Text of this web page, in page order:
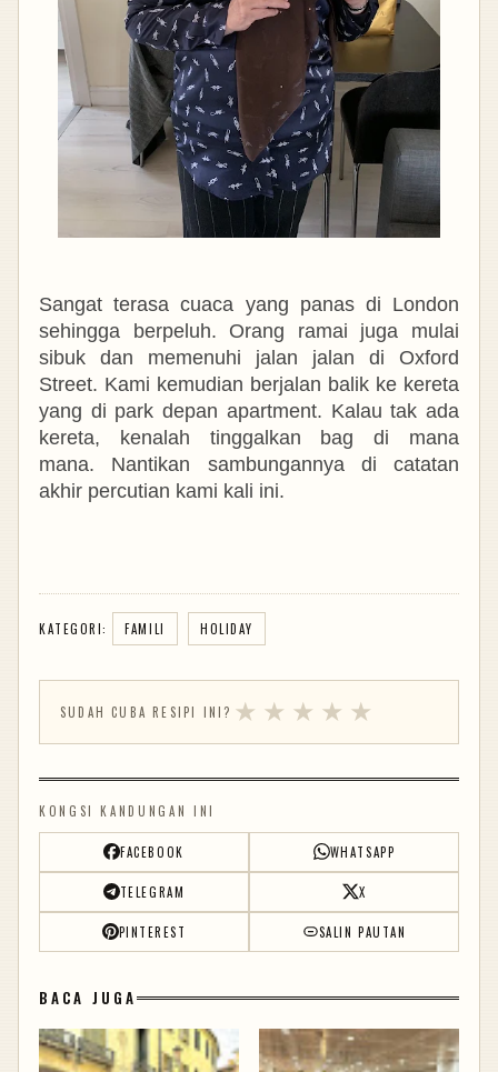
Sangat terasa cuaca yang panas di London
sehingga berpeluh. Orang ramai juga mulai
sibuk dan memenuhi jalan jalan di Oxford
Street. Kami kemudian berjalan balik ke kereta
yang di park depan apartment. Kalau tak ada
kereta, kenalah tinggalkan bag di mana
mana. Nantikan sambungannya di catatan
akhir percutian kami kali ini.
KATEGORI: FAMILI HOLIDAY
SUDAH CUBA RESIPI INI? ★ ★ ★ ★ ★
KONGSI KANDUNGAN INI
FACEBOOK WHATSAPP
TELEGRAM X
PINTEREST SALIN PAUTAN
BACA JUGA